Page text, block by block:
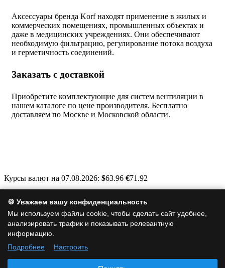
Аксессуары бренда Korf находят применение в жилых и
коммерческих помещениях, промышленных объектах и
даже в медицинских учреждениях. Они обеспечивают
необходимую фильтрацию, регулирование потока воздуха
и герметичность соединений.
Заказать с доставкой
Приобретите комплектующие для систем вентиляции в
нашем каталоге по цене производителя. Бесплатно
доставляем по Москве и Московской области.
Курсы валют на 07.08.2026: $63.96 €71.92
+7 (495) 128-19-35
Политика обработки персональных данных
использования cookie
|
Согласие на обработку персональных
🍪 Уважаем вашу конфиденциальность
Мы используем файлы cookie, чтобы сделать сайт удобнее,
анализировать трафик и показывать релевантную
информацию.
Подробнее
Настроить